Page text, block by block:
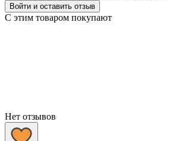
Войти и оставить отзыв
С этим товаром покупают
Нет отзывов